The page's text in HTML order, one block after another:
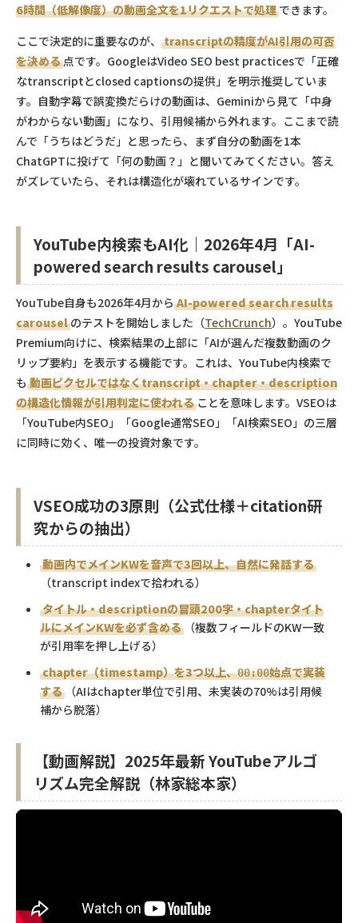
6時間（低解像度）の動画全文を1リクエストで処理 できます。
ここで決定的に重要なのが、
transcriptの精度がAI引用の可否
を決める 点です。GoogleはVideo SEO best practicesで「正確
なtranscriptとclosed captionsの提供」を明示推奨していま
す。自動字幕で誤変換だらけの動画は、Geminiから見て「中身
がわからない動画」になり、引用候補から外れます。ここまで読
んで「うちはどうだ」と思ったら、まず自分の動画を1本
ChatGPTに投げて「何の動画？」と聞いてみてください。答え
がズレていたら、それは構造化が壊れているサインです。
YouTube内検索もAI化｜2026年4月「AI-
powered search results carousel」
YouTube自身も2026年4月から AI-powered search results
carousel のテストを開始しました（TechCrunch）。YouTube
Premium向けに、検索結果の上部に「AIが選んだ複数動画のク
リップ要約」を表示する機能です。これは、YouTube内検索で
も 動画ピクセルではなくtranscript・chapter・description
の構造化情報が引用判定に使われる ことを意味します。VSEOは
「YouTube内SEO」「Google通常SEO」「AI検索SEO」の三層
に同時に効く、唯一の投資対象です。
VSEO成功の3原則（公式仕様＋citation研
究からの抽出）
動画内でメインKWを音声で3回以上、自然に発話する
（transcript indexで拾われる）
タイトル・descriptionの冒頭200字・chapterタイト
ルにメインKWを必ず含める （複数フィールドのKW一致
が引用率を押し上げる）
chapter（timestamp）を3つ以上、00:00始点で実装
する （AIはchapter単位で引用、未実装の70%は引用候
補から脱落）
【動画解説】2025年最新 YouTubeアルゴ
リズム完全解説（林家総本家）